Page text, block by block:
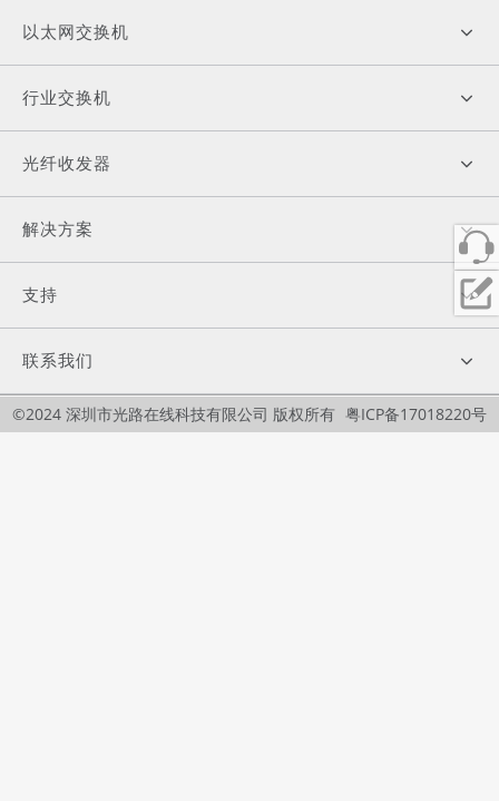
以太网交换机
行业交换机
光纤收发器
解决方案
支持
联系我们
©2024 深圳市光路在线科技有限公司 版权所有 粤ICP备17018220号